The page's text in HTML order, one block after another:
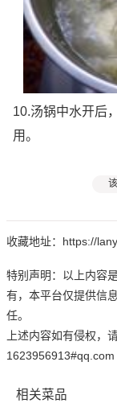
10.汤锅中水开后
用。
收藏地址：https://
特别声明：以上内容
有，本平台仅提供信
任。
上述内容如有侵权，
1623956913#qq.com
相关菜品